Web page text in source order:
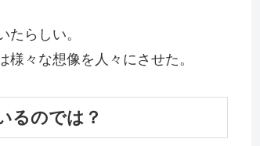
らしい。
々な想像を人々にさせた。
るのでは？